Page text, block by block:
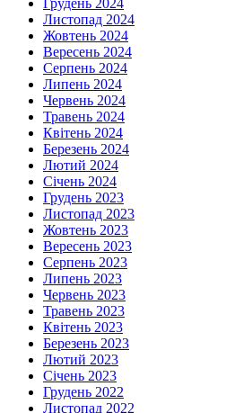
Листопад 2024
Жовтень 2024
Вересень 2024
Серпень 2024
Липень 2024
Червень 2024
Травень 2024
Квітень 2024
Березень 2024
Лютий 2024
Січень 2024
Грудень 2023
Листопад 2023
Жовтень 2023
Вересень 2023
Серпень 2023
Липень 2023
Червень 2023
Травень 2023
Квітень 2023
Березень 2023
Лютий 2023
Січень 2023
Грудень 2022
Листопад 2022